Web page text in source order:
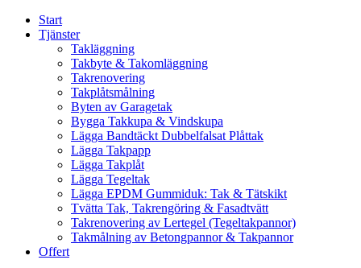
Start
Tjänster
Takläggning
Takbyte & Takomläggning
Takrenovering
Takplåtsmålning
Byten av Garagetak
Bygga Takkupa & Vindskupa
Lägga Bandtäckt Dubbelfalsat Plåttak
Lägga Takpapp
Lägga Takplåt
Lägga Tegeltak
Lägga EPDM Gummiduk: Tak & Tätskikt
Tvätta Tak, Takrengöring & Fasadtvätt
Takrenovering av Lertegel (Tegeltakpannor)
Takmålning av Betongpannor & Takpannor
Offert